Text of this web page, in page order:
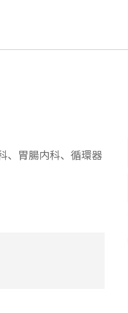
、胃腸内科、循環器